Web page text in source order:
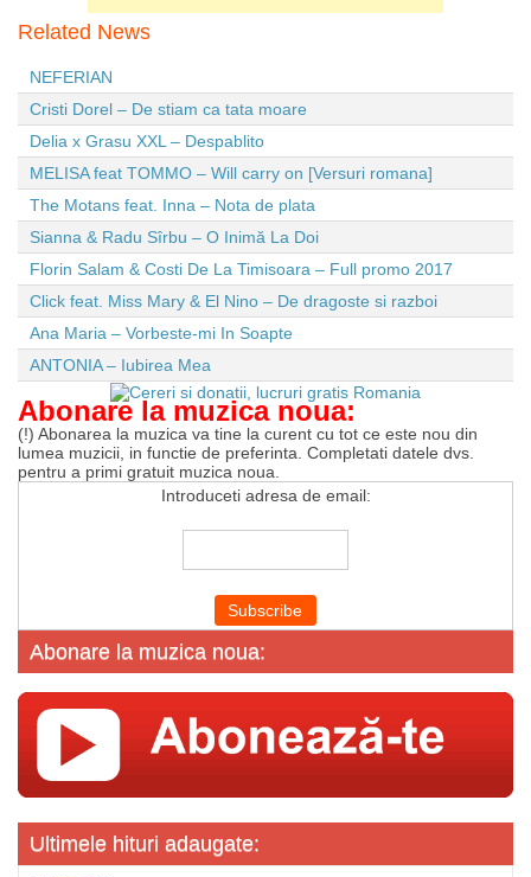
Related News
NEFERIAN
Cristi Dorel – De stiam ca tata moare
Delia x Grasu XXL – Despablito
MELISA feat TOMMO – Will carry on [Versuri romana]
The Motans feat. Inna – Nota de plata
Sianna & Radu Sîrbu – O Inimă La Doi
Florin Salam & Costi De La Timisoara – Full promo 2017
Click feat. Miss Mary & El Nino – De dragoste si razboi
Ana Maria – Vorbeste-mi In Soapte
ANTONIA – Iubirea Mea
Abonare la muzica noua:
(!) Abonarea la muzica va tine la curent cu tot ce este nou din
lumea muzicii, in functie de preferinta. Completati datele dvs.
pentru a primi gratuit muzica noua.
Introduceti adresa de email:
Abonare la muzica noua:
Ultimele hituri adaugate: